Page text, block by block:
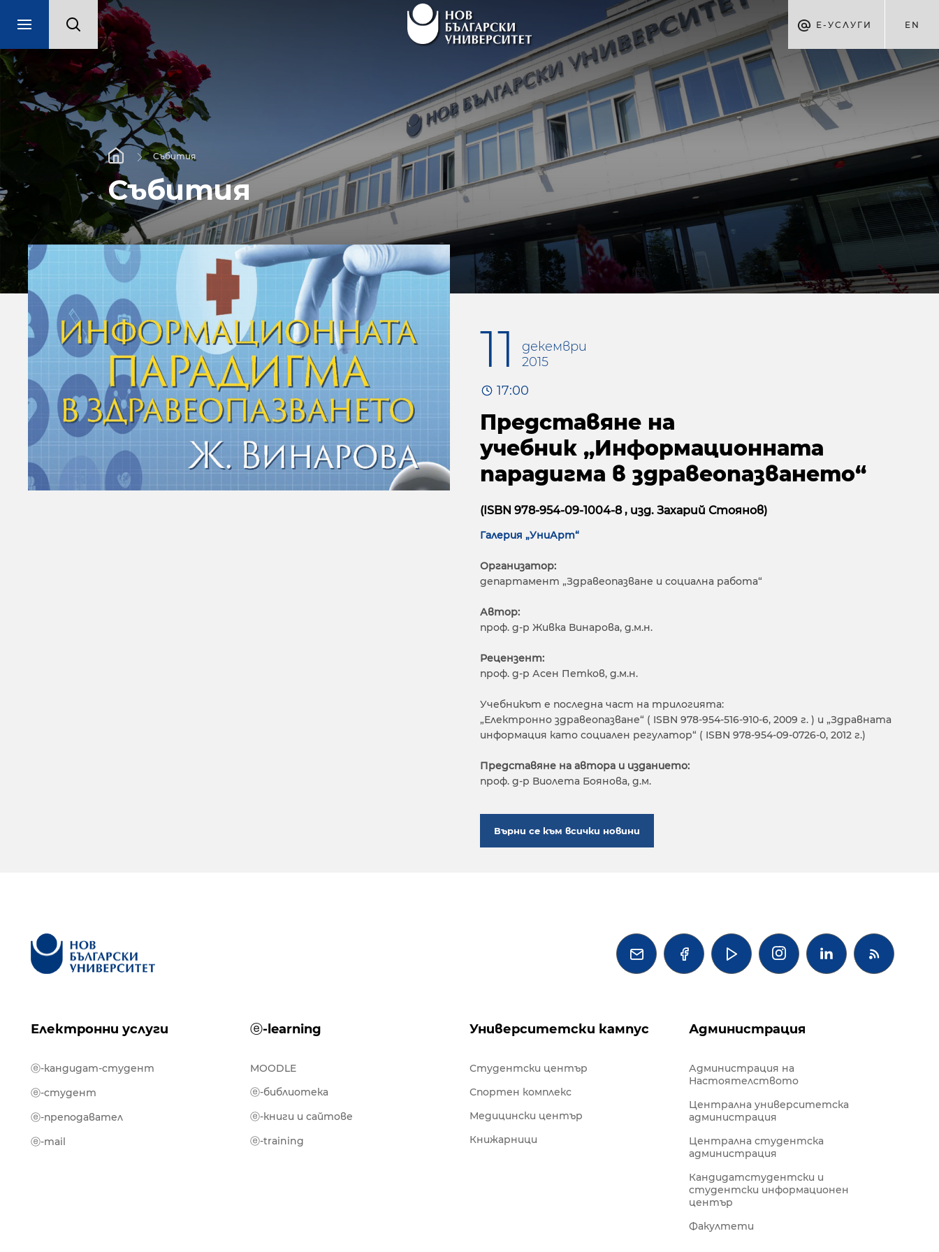
Е-УСЛУГИ EN
Събития
Събития
11
декември
2015
17:00
Представяне на
учебник „Информационната
парадигма в здравеопазването“
(ISBN 978-954-09-1004-8 , изд. Захарий Стоянов)
Галерия „УниАрт“
Организатор:
департамент „Здравеопазване и социална работа“
Автор:
проф. д-р Живка Винарова, д.м.н.
Рецензент:
проф. д-р Асен Петков, д.м.н.
Учебникът е последна част на трилогията:
„Електронно здравеопазване“ ( ISBN 978-954-516-910-6, 2009 г. ) и „Здравната
информация като социален регулатор“ ( ISBN 978-954-09-0726-0, 2012 г.)
Представяне на автора и изданието:
проф. д-р Виолета Боянова, д.м.
Върни се към всички новини
   
Електронни услуги ⓔ-learning Университетски кампус Администрация
ⓔ-кандидат-студент
ⓔ-студент
ⓔ-преподавател
ⓔ-mail
MOODLE
ⓔ-библиотека
ⓔ-книги и сайтове
ⓔ-training
Студентски център
Спортен комплекс
Медицински център
Книжарници
Администрация на
Настоятелството
Централна университетска
администрация
Централна студентска
администрация
Кандидатстудентски и
студентски информационен
център
Факултети